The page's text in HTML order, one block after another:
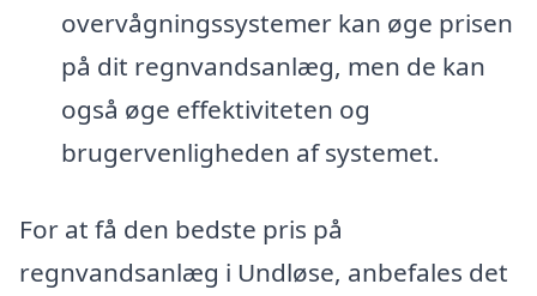
overvågningssystemer kan øge prisen
på dit regnvandsanlæg, men de kan
også øge effektiviteten og
brugervenligheden af systemet.
For at få den bedste pris på
regnvandsanlæg i Undløse, anbefales det